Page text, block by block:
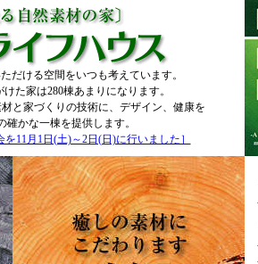
だける空間をいつも考えています。
た家は280棟あまりになります。
と家づくりの技術に、デザイン、健康を
かな一棟を提供します。
11月1日(土)～2日(日)に行いました］